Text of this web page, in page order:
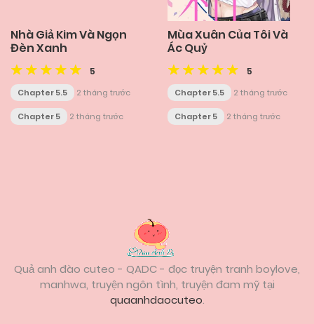
Nhà Giả Kim Và Ngọn
Đèn Xanh
5
Chapter 5.5 2 tháng trước
Chapter 5 2 tháng trước
Mùa Xuân Của Tôi Và
Ác Quỷ
5
Chapter 5.5 2 tháng trước
Chapter 5 2 tháng trước
Quả anh đào cuteo - QADC - đọc truyện tranh boylove,
manhwa, truyện ngôn tình, truyện đam mỹ tại
quaanhdaocuteo.